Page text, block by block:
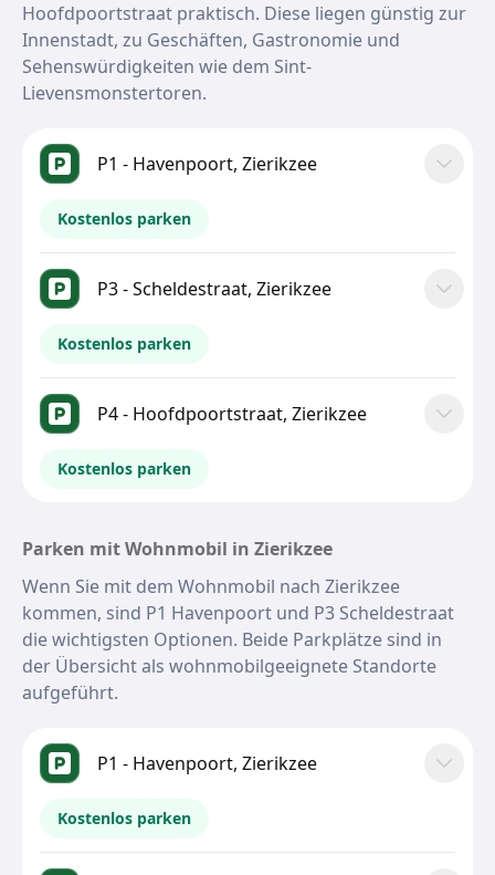
Hoofdpoortstraat praktisch. Diese liegen günstig zur
Innenstadt, zu Geschäften, Gastronomie und
Sehenswürdigkeiten wie dem Sint-
Lievensmonstertoren.
P1 - Havenpoort, Zierikzee
Kostenlos parken
P3 - Scheldestraat, Zierikzee
Kostenlos parken
P4 - Hoofdpoortstraat, Zierikzee
Kostenlos parken
Parken mit Wohnmobil in Zierikzee
Wenn Sie mit dem Wohnmobil nach Zierikzee
kommen, sind P1 Havenpoort und P3 Scheldestraat
die wichtigsten Optionen. Beide Parkplätze sind in
der Übersicht als wohnmobilgeeignete Standorte
aufgeführt.
P1 - Havenpoort, Zierikzee
Kostenlos parken